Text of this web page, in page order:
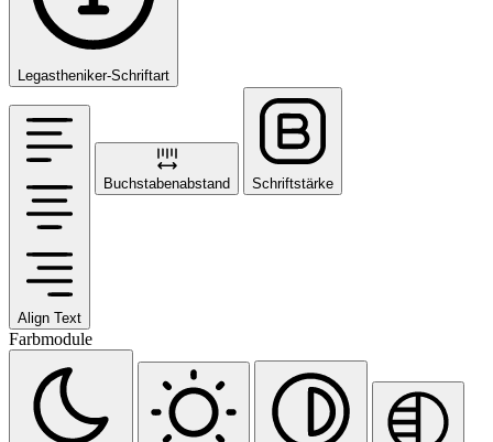
Legastheniker-Schriftart
Align Text
Buchstabenabstand Schriftstärke
Farbmodule